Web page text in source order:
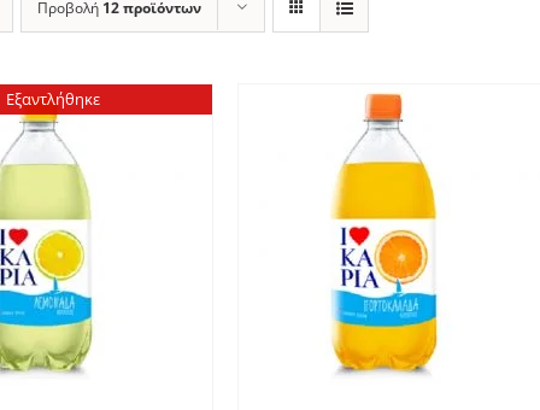
Προβολή 12 προϊόντων
Εξαντλήθηκε
ΣΤΟ ΚΑΛΆΘΙ
ΛΕΠΤΟΜΈΡΕΙΕΣ